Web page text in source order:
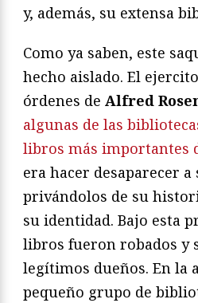
y, además, su extensa
Como ya saben, este
hecho aislado. El
órdenes de Alfred
algunas de las
libros más importantes
era hacer desaparecer a
privándolos de su
su identidad. Bajo esta
libros fueron robados y
legítimos dueños. En la
pequeño grupo de